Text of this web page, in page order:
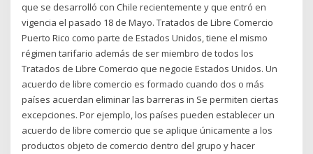
que se desarrolló con Chile recientemente y que entró en
vigencia el pasado 18 de Mayo. Tratados de Libre Comercio
Puerto Rico como parte de Estados Unidos, tiene el mismo
régimen tarifario además de ser miembro de todos los
Tratados de Libre Comercio que negocie Estados Unidos. Un
acuerdo de libre comercio es formado cuando dos o más
países acuerdan eliminar las barreras in Se permiten ciertas
excepciones. Por ejemplo, los países pueden establecer un
acuerdo de libre comercio que se aplique únicamente a los
productos objeto de comercio dentro del grupo y hacer